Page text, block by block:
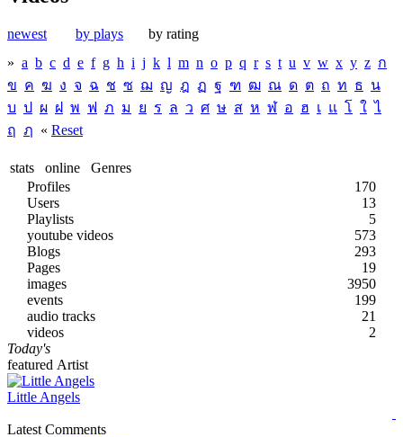
newest by plays
by rating
» a b c d e f g h i j k l m n o p q r s t u v w x y z ก
ข ค ฆ ง จ ฉ ช ซ ฌ ญ ฎ ฏ ฐ ฑ ฒ ณ ด ต ถ ท ธ น
บ ป ผ ฝ พ ฟ ภ ม ย ร ล ว ศ ษ ส ห ฬ อ ฮ เ แ โ ใ ไ
ฤ ฦ « Reset
stats online
Genres
Profiles
170
Users
13
Playlists
5
youtube videos
573
Blogs
293
Pages
19
images
3950
events
199
audio tracks
21
videos
2
Today's
featured Artist
Little Angels
Latest Comments